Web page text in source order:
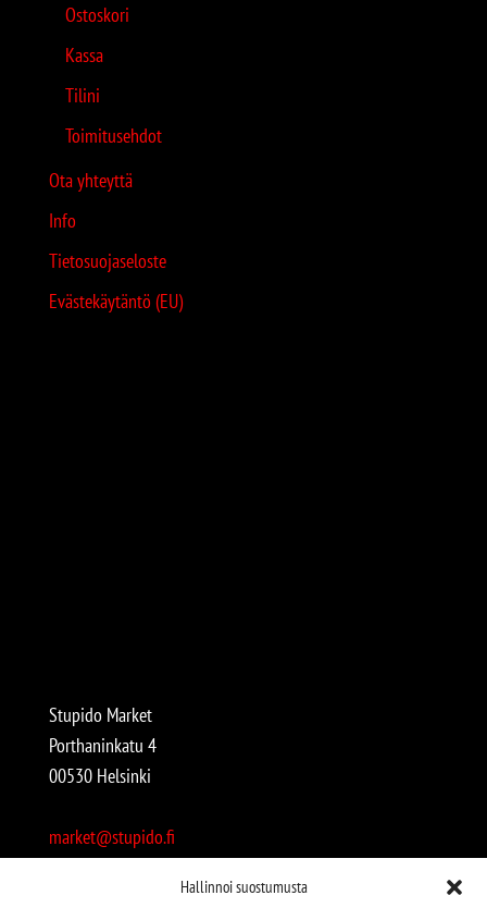
Hallinnoi suostumusta
Ostoskori
Kassa
Tilini
Toimitusehdot
Ota yhteyttä
Info
Tietosuojaseloste
Evästekäytäntö (EU)
Stupido Market
Porthaninkatu 4
00530 Helsinki
market@stupido.fi